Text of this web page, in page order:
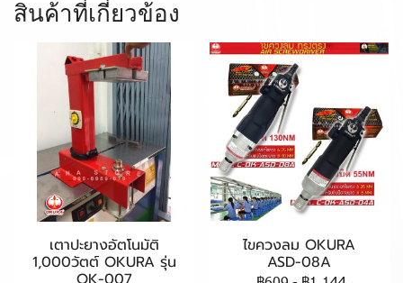
สินค้าที่เกี่ยวข้อง
เตาปะยางอัตโนมัติ
1,000วัตต์ OKURA รุ่น
ไขควงลม OKURA
ASD-08A